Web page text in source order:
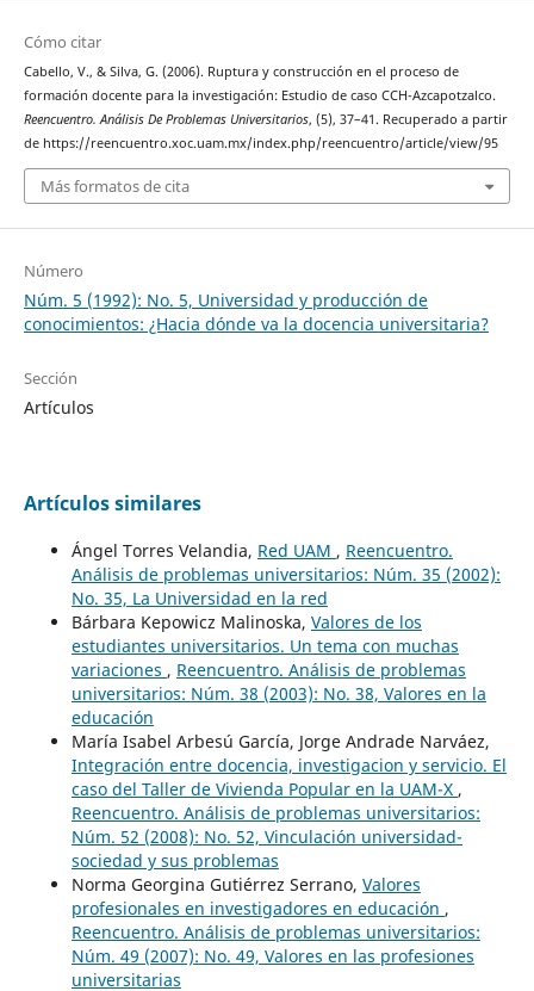
Cómo citar
Cabello, V., & Silva, G. (2006). Ruptura y construcción en el proceso de
formación docente para la investigación: Estudio de caso CCH-Azcapotzalco.
Reencuentro. Análisis De Problemas Universitarios, (5), 37–41. Recuperado a partir
de https://reencuentro.xoc.uam.mx/index.php/reencuentro/article/view/95
Más formatos de cita
Número
Núm. 5 (1992): No. 5, Universidad y producción de
conocimientos: ¿Hacia dónde va la docencia universitaria?
Sección
Artículos
Artículos similares
Ángel Torres Velandia, Red UAM , Reencuentro.
Análisis de problemas universitarios: Núm. 35 (2002):
No. 35, La Universidad en la red
Bárbara Kepowicz Malinoska, Valores de los
estudiantes universitarios. Un tema con muchas
variaciones , Reencuentro. Análisis de problemas
universitarios: Núm. 38 (2003): No. 38, Valores en la
educación
María Isabel Arbesú García, Jorge Andrade Narváez,
Integración entre docencia, investigacion y servicio. El
caso del Taller de Vivienda Popular en la UAM-X ,
Reencuentro. Análisis de problemas universitarios:
Núm. 52 (2008): No. 52, Vinculación universidad-
sociedad y sus problemas
Norma Georgina Gutiérrez Serrano, Valores
profesionales en investigadores en educación ,
Reencuentro. Análisis de problemas universitarios:
Núm. 49 (2007): No. 49, Valores en las profesiones
universitarias